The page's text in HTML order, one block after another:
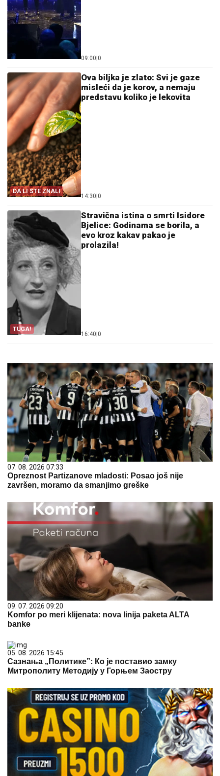
09:00 0
DA LI STE ZNALI
Ova biljka je zlato: Svi je gaze
misleći da je korov, a nemaju
predstavu koliko je lekovita
14:30 0
TUGA!
Stravična istina o smrti Isidore
Bjelice: Godinama se borila, a
evo kroz kakav pakao je
prolazila!
16:40 0
07. 08. 2026 07:33
Opreznost Partizanove mladosti: Posao još nije
završen, moramo da smanjimo greške
09. 07. 2026 09:20
Komfor po meri klijenata: nova linija paketa ALTA
banke
05. 08. 2026 15:45
Сазнања „Политике”: Ко је поставио замку
Митрополиту Методију у Горњем Заостру